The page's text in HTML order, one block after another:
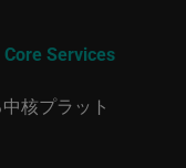
Services
核プラット